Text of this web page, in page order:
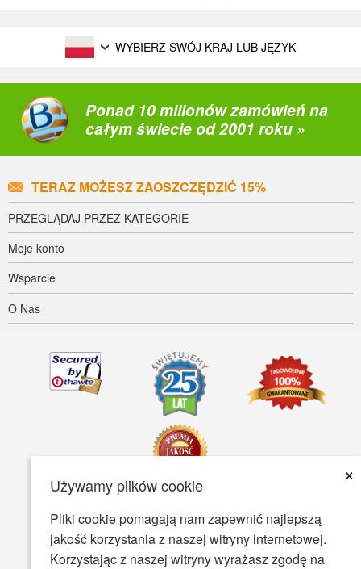
Używamy plików cookie
×
Pliki cookie pomagają nam zapewnić najlepszą
jakość korzystania z naszej witryny internetowej.
Korzystając z naszej witryny wyrażasz zgodę na
WYBIERZ SWÓJ KRAJ LUB JĘZYK
Ponad 10 milionów zamówień na
całym świecie od 2001 roku »
TERAZ MOŻESZ ZAOSZCZĘDZIĆ 15%
PRZEGLĄDAJ PRZEZ KATEGORIE
Moje konto
Wsparcie
O Nas
Dostępność Warunki Użytkowania Polityka prywatności
Polityka bezpieczeństwa